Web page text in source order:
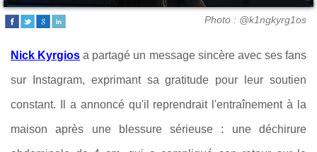
Photo : @k1ngkyrg1os
Nick Kyrgios a partagé un message sincère avec ses fans
sur Instagram, exprimant sa gratitude pour leur soutien
constant. Il a annoncé qu'il reprendrait l'entraînement à la
maison après une blessure sérieuse : une déchirure